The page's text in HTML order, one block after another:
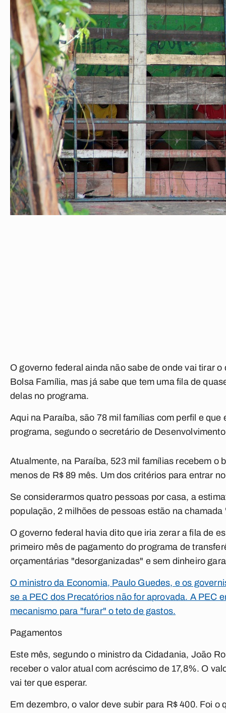
O governo federal ainda não sabe de onde vai tirar
Bolsa Família, mas já sabe que tem uma fila de
delas no programa.
Aqui na Paraíba, são 78 mil famílias com perfil e
programa, segundo o secretário de
Atualmente, na Paraíba, 523 mil famílias recebem o
menos de R$ 89 mês. Um dos critérios para entrar
Se considerarmos quatro pessoas por casa, a
população, 2 milhões de pessoas estão na
O governo federal havia dito que iria zerar a fila de
primeiro mês de pagamento do programa de
orçamentárias "desorganizadas" e sem dinheiro
O ministro da Economia, Paulo Guedes, e os
se a PEC dos Precatórios não for aprovada. A PEC
mecanismo para "furar" o teto de gastos.
Pagamentos
Este mês, segundo o ministro da Cidadania, João
receber o valor atual com acréscimo de 17,8%. O
vai ter que esperar.
Em dezembro, o valor deve subir para R$ 400. Foi